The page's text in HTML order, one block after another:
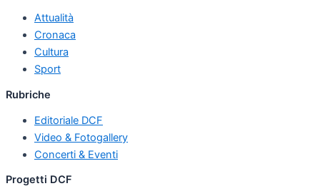
Attualità
Cronaca
Cultura
Sport
Rubriche
Editoriale DCF
Video & Fotogallery
Concerti & Eventi
Progetti DCF